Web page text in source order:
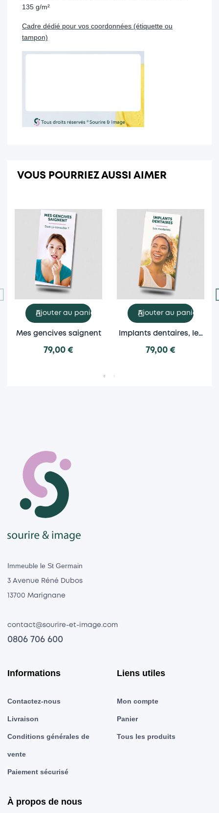
135 g/m²
Cadre dédié pour vos coordonnées (étiquette ou
tampon)
VOUS POURRIEZ AUSSI AIMER
Ajouter au panier
Mes gencives saignent
79,00 €
Ajouter au panier
Implants dentaires, les
modalités
79,00 €
Immeuble le St Germain
3 Avenue Réné Dubos
13700 Marignane
contact@sourire-et-image.com
0806 706 600
Informations
Contactez-nous
Livraison
Conditions générales de
vente
Paiement sécurisé
Liens utiles
Mon compte
Panier
Tous les produits
À propos de nous